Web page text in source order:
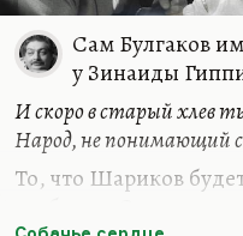
Сам Булгаков
у Зинаиды
И скоро в старый хлев
Народ, не понимающий
То, что Шариков